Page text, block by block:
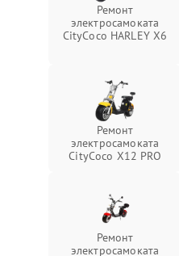
Ремонт
электросамоката
CityCoco HARLEY X6
Ремонт
электросамоката
CityCoco X12 PRO
Ремонт
электросамоката